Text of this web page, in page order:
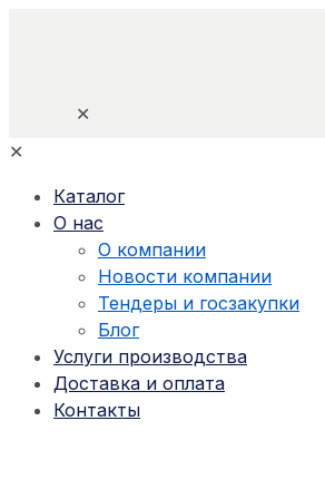
✕
✕
Каталог
О нас
О компании
Новости компании
Тендеры и госзакупки
Блог
Услуги производства
Доставка и оплата
Контакты